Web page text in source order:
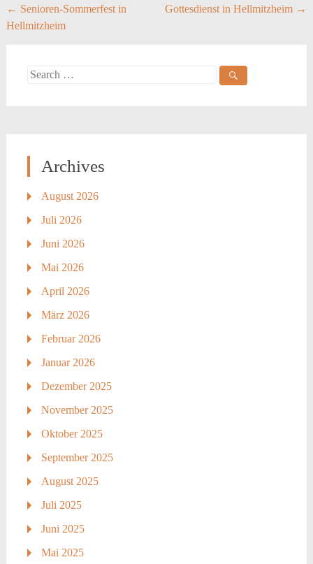
Post
navigation
← Senioren-Sommerfest in
Hellmitzheim
Gottesdienst in Hellmitzheim →
Search
Archives
August 2026
Juli 2026
Juni 2026
Mai 2026
April 2026
März 2026
Februar 2026
Januar 2026
Dezember 2025
November 2025
Oktober 2025
September 2025
August 2025
Juli 2025
Juni 2025
Mai 2025